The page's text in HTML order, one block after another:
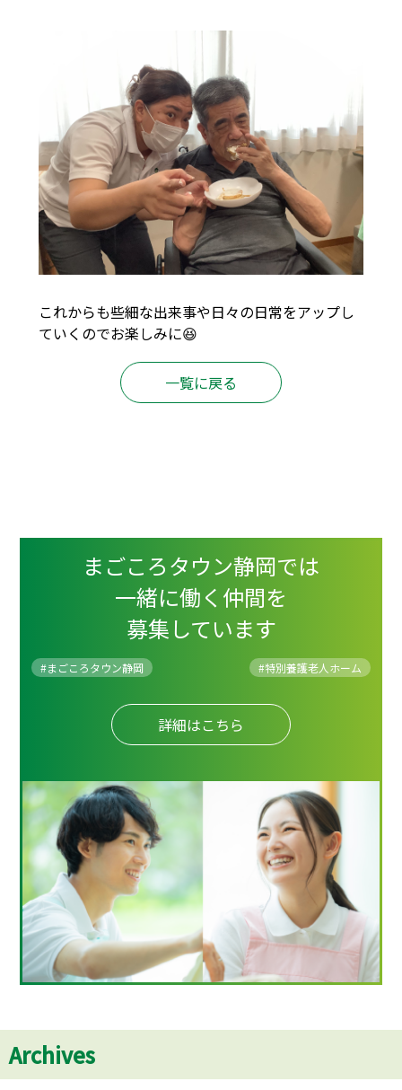
これからも些細な出来事や日々の日常をアップし
ていくのでお楽しみに😆
一覧に戻る
まごころタウン静岡では
一緒に働く仲間を
募集しています
#まごころタウン静岡 #特別養護老人ホーム
詳細はこちら
Archives